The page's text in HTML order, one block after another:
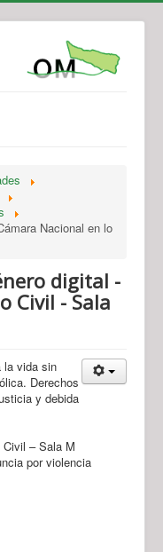
Contacto
Nacional en lo
digital -
Civil - Sala
la vida sin
Derechos
y debida
– Sala M
por violencia